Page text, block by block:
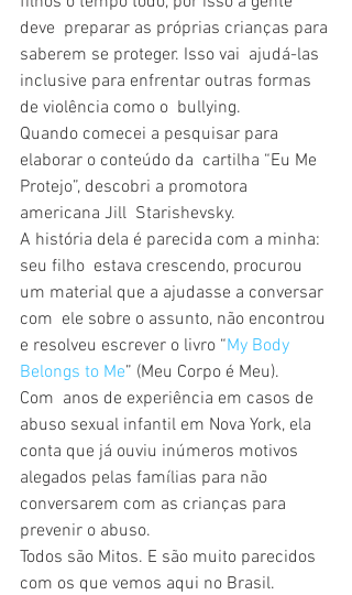
deve  preparar as próprias crianças para
saberem se proteger. Isso vai  ajudá-las
inclusive para enfrentar outras formas
de violência como o  bullying.
Quando comecei a pesquisar para
elaborar o conteúdo da  cartilha “Eu Me
Protejo”, descobri a promotora
americana Jill  Starishevsky.
A história dela é parecida com a minha:
seu filho  estava crescendo, procurou
um material que a ajudasse a conversar
com  ele sobre o assunto, não encontrou
e resolveu escrever o livro “My Body
Belongs to Me” (Meu Corpo é Meu).
Com  anos de experiência em casos de
abuso sexual infantil em Nova York, ela
conta que já ouviu inúmeros motivos
alegados pelas famílias para não
conversarem com as crianças para
prevenir o abuso.
Todos são Mitos. E são muito parecidos
com os que vemos aqui no Brasil.